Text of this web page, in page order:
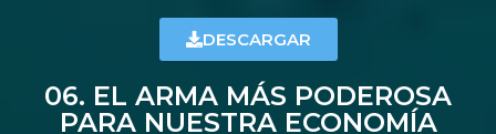
DESCARGAR
06. EL ARMA MÁS PODEROSA
PARA NUESTRA ECONOMÍA